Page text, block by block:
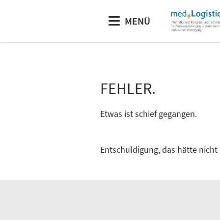
MENÜ
FEHLER.
Etwas ist schief gegangen.
Entschuldigung, das hätte